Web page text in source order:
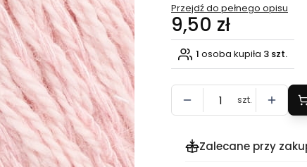
Przejdź do pełnego opisu
Cena
9,50 zł
1 osoba kupiła 3 szt.
szt.
Zalecane przy